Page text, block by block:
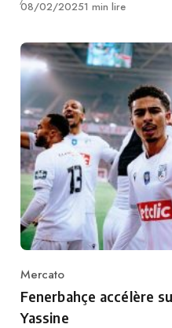
Publié
08/02/20251 min lire
Category
Mercato
Fenerbahçe accélère
Yassine